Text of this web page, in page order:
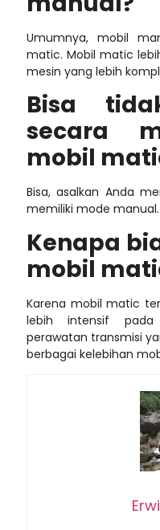
Umumnya, mobil
matic. Mobil matic
mesin yang lebih
Bisa
secara
mobil
Bisa, asalkan Anda
memiliki mode manual.
Kenapa
mobil
Karena mobil matic
lebih intensif pada
perawatan transmisi
berbagai kelebihan